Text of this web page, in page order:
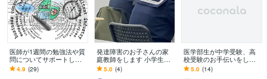
医師が1週間の勉強法や質
問についてサポートしま
す 勉強が進まない小中高
生にオススメ
4.9 (29)
発達障害のお子さんの家
庭教師をします 小学生、
中学生のお子さんの普通
高校受験のために！
5.0 (4)
医学部生が中学受験、高
校受験のお手伝いをしま
す 医学部生として、しっ
かりサポートさせていた
5.0 (14)